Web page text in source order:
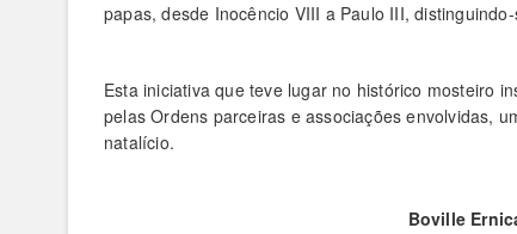
papas, desde Inocêncio VIII a Paulo III,
Esta iniciativa que teve lugar no histórico mosteiro
pelas Ordens parceiras e associações envolvidas,
natalício.
Boville